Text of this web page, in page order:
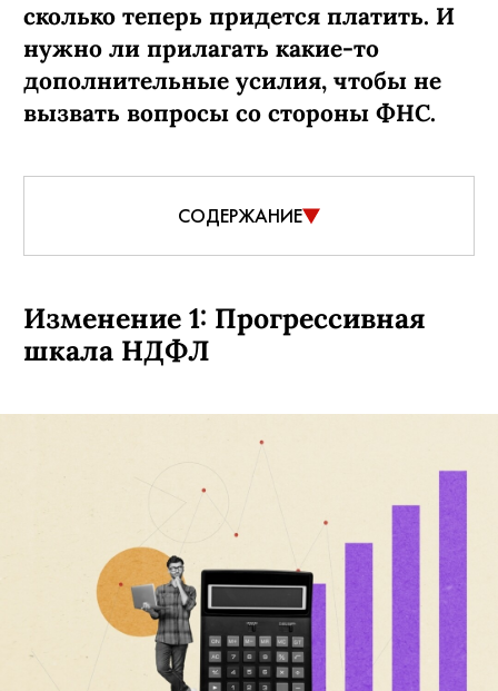
сколько теперь придется платить. И
нужно ли прилагать какие-то
дополнительные усилия, чтобы не
вызвать вопросы со стороны ФНС.
СОДЕРЖАНИЕ
Изменение 1: Прогрессивная
шкала НДФЛ